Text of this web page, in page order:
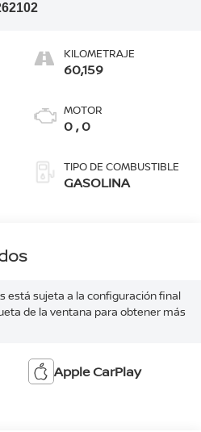
KILOMETRAJE
60,159
MOTOR
0 , 0
TIPO DE COMBUSTIBLE
GASOLINA
está sujeta a la configuración final
de la ventana para obtener más
Apple CarPlay